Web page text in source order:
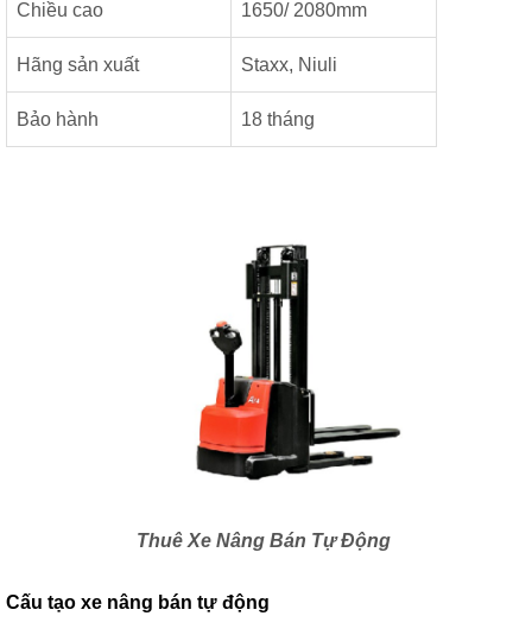
Chiều cao 1650/ 2080mm
Hãng sản xuất Staxx, Niuli
Bảo hành 18 tháng
Thuê Xe Nâng Bán Tự Động
Cấu tạo xe nâng bán tự động